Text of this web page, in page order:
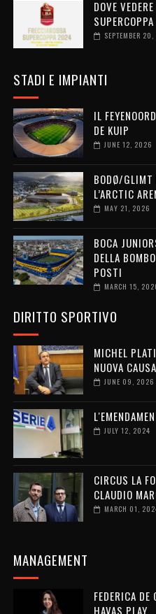
DOVE
SEPTEMBER
STADI E IMPIANTI
IL
DE KUIP
JUNE 12, 2026
BODØ/GLIMT
L’ARCTIC
MAY 21, 2026
BOCA
DELLA
POSTI
MARCH 15,
DIRITTO SPORTIVO
MICHEL
NUOVA
JUNE 09, 2026
JULY 12, 2024
CIRCUS LA
CLAUDIO
MARCH 01,
MANAGEMENT
FEDERICA
HAVAS PLAY